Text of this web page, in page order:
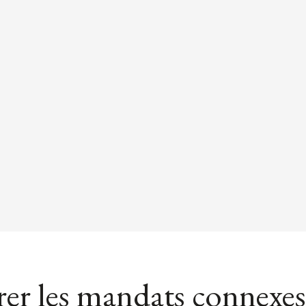
les mandats connexes